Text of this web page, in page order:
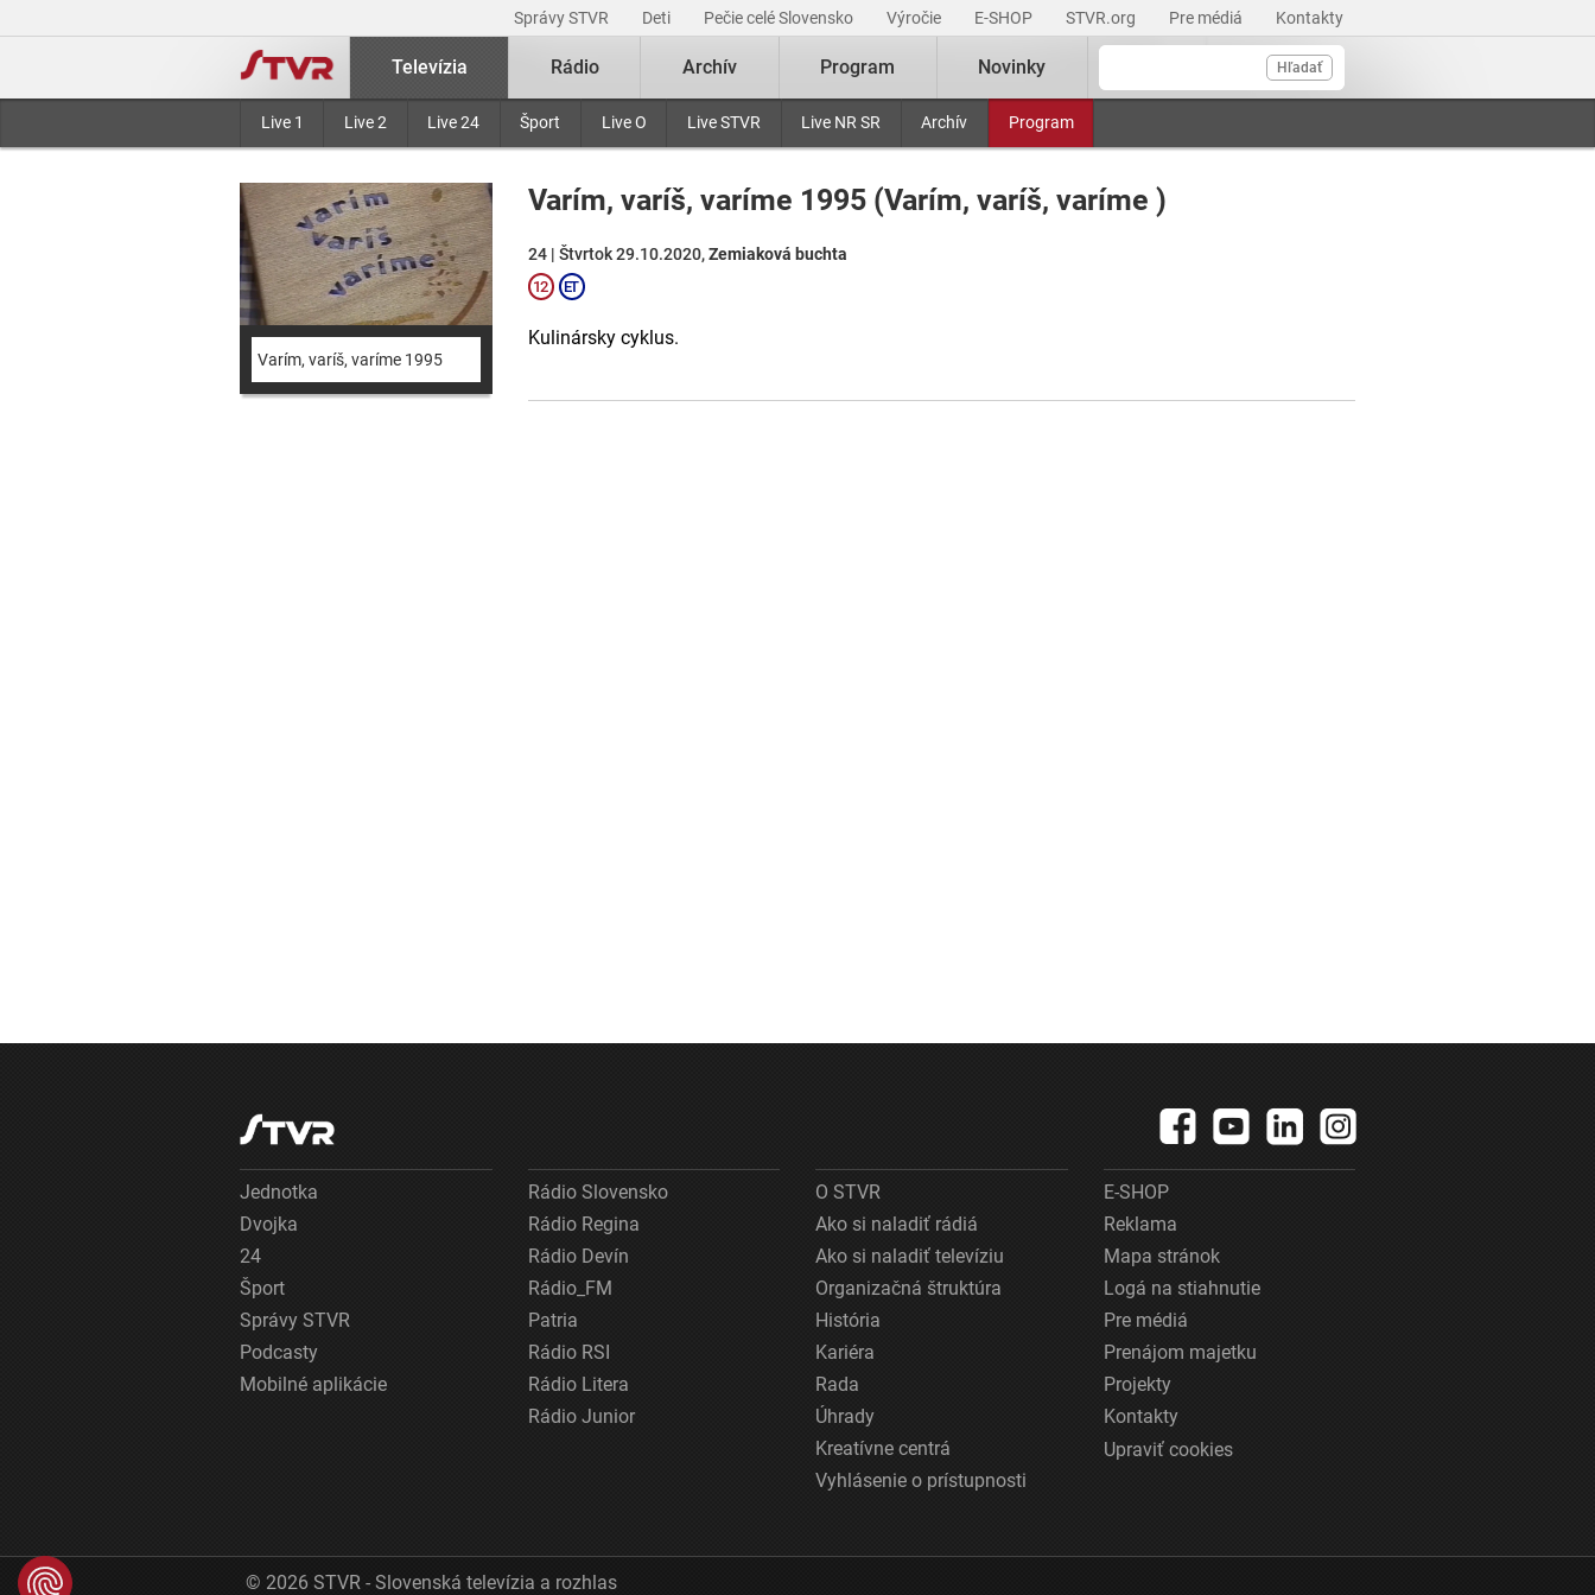
Správy STVR Deti Pečie celé Slovensko Výročie E-SHOP STVR.org Pre médiá Kontakty
Hľadať
Televízia
Live 1 Live 2 Live 24 Šport Live O Live STVR Live NR SR Archív Program
Rádio Archív Program Novinky
Varím, varíš, varíme 1995
Varím, varíš, varíme 1995 (Varím, varíš, varíme )
24 | Štvrtok 29.10.2020,Zemiaková buchta
Kulinársky cyklus.
Jednotka
Dvojka
24
Šport
Správy STVR
Podcasty
Mobilné aplikácie
Rádio Slovensko
Rádio Regina
Rádio Devín
Rádio_FM
Patria
Rádio RSI
Rádio Litera
Rádio Junior
O STVR
Ako si naladiť rádiá
Ako si naladiť televíziu
Organizačná štruktúra
História
Kariéra
Rada
Úhrady
Kreatívne centrá
Vyhlásenie o prístupnosti
E-SHOP
Reklama
Mapa stránok
Logá na stiahnutie
Pre médiá
Prenájom majetku
Projekty
Kontakty
Upraviť cookies
© 2026 STVR - Slovenská televízia a rozhlas